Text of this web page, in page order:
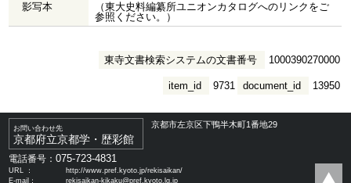
影写本
（東大史料編纂所ユニオンカタログへのリンクをご
参照ください。）
東寺文書検索システムの文書番号 1000390270000
document_id 13950
item_id 9731
お問い合わせ先
京都府立京都学・歴彩館
京都市左京区下鴨半木町1番地29
電話番号：075-723-4831
URL ：
http://www.pref.kyoto.jp/rekisaikan/
E-mail：
rekisaikan-kikaku@pref.kyoto.lg.jp